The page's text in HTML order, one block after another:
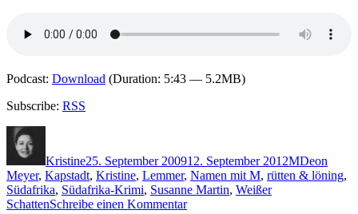
Podcast: Download (Duration: 5:43 — 5.2MB)
Subscribe: RSS
Kristine25. September 200912. September 2012MDeon
Meyer, Kapstadt, Kristine, Lemmer, Namen mit M, rütten & löning,
Südafrika, Südafrika-Krimi, Susanne Martin, Weißer
SchattenSchreibe einen Kommentarzu